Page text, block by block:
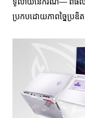
ទូលាយនៃករណី— ពីផលិតភ
ប្រកបដោយភាពច្នៃប្រឌិ